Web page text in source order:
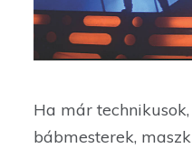
Ha már
bábmesterek,